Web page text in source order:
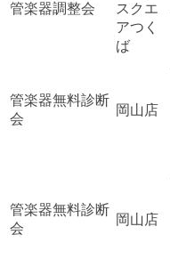
管楽器調整会
スクエ
アつく
ば
管楽器無料診断
会
岡山店
管楽器無料診断
会
岡山店